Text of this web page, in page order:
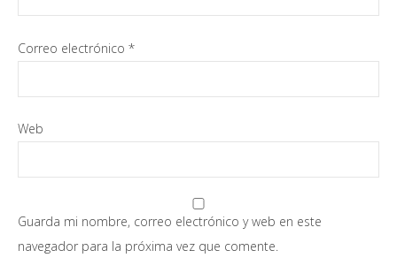
Correo electrónico *
Web
Guarda mi nombre, correo electrónico y web en este
navegador para la próxima vez que comente.